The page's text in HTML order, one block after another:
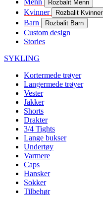
Menn Rozbalit Menn
Kvinner Rozbalit Kvinner
Barn Rozbalit Barn
Custom design
Stories
SYKLING
Kortermede trøyer
Langermede trøyer
Vester
Jakker
Shorts
Drakter
3/4 Tights
Lange bukser
Undertøy
Varmere
Caps
Hansker
Sokker
Tilbehør